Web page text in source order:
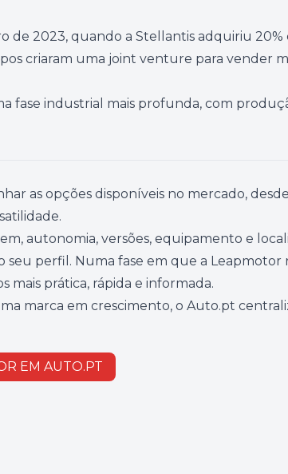
2023, quando a Stellantis adquiriu 20%
criaram uma joint venture para vender
fase industrial mais profunda, com
as opções disponíveis no mercado,
autonomia, versões, equipamento e
perfil. Numa fase em que a Leapmotor
prática, rápida e informada.
marca em crescimento, o Auto.pt
EM AUTO.PT